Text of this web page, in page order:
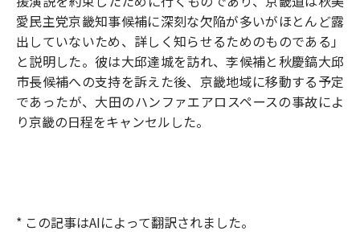
愛民主党京畿知事候補に深刻な欠陥が多いがほとんど露
出していないため、詳しく知らせるためのものである」
と説明した。彼は大邱達城を訪れ、李候補と秋慶鎬大邱
市長候補への支持を訴えた後、京畿地域に移動する予定
であったが、大田のハンファエアロスペースの事故によ
り京畿の日程をキャンセルした。
* この記事はAIによって翻訳されました。